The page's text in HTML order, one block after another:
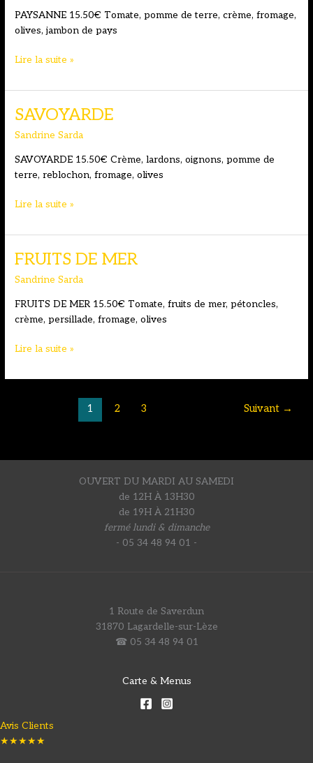
PAYSANNE 15.50€ Tomate, pomme de terre, crème, fromage,
olives, jambon de pays
PAYSANNE
Lire la suite »
SAVOYARDE
Sandrine Sarda
SAVOYARDE 15.50€ Crème, lardons, oignons, pomme de
terre, reblochon, fromage, olives
SAVOYARDE
Lire la suite »
FRUITS DE MER
Sandrine Sarda
FRUITS DE MER 15.50€ Tomate, fruits de mer, pétoncles,
crème, persillade, fromage, olives
FRUITS
MER
Lire la suite »
1 2 3 Suivant →
OUVERT DU MARDI AU SAMEDI
de 12H À 13H30
de 19H À 21H30
fermé lundi & dimanche
- 05 34 48 94 01 -
1 Route de Saverdun
31870 Lagardelle-sur-Lèze
☎ 05 34 48 94 01
Carte & Menus
Avis Clients
★★★★★